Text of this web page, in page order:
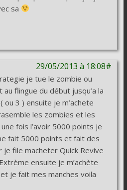
sa
29/05/2013 à 18:08#
je tue le zombie ou
au flingue du début jusqu’a la
ou 3 ) ensuite je m’achete
les zombies et les
fois l’avoir 5000 points je
fait 5000 points et fait des
file macheter Quick Revive
ensuite je m’achète
je fait mes manches voila